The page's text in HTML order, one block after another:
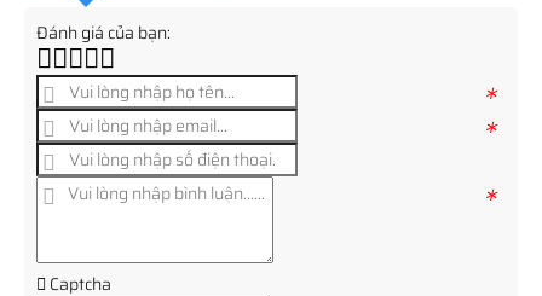
Đánh giá của bạn:
*
*
*
Captcha